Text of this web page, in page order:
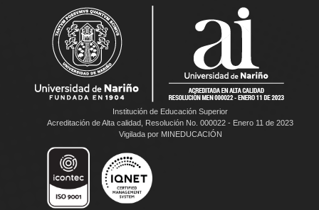
Institución de Educación Superior
Acreditación de Alta calidad, Resolución No. 000022 - Enero 11 de 2023
Vigilada por MINEDUCACIÓN